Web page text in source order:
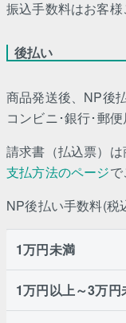
振込手数料はお客様
後払い
商品発送後、NP後
コンビニ･銀行･郵
請求書（払込票）
支払方法のページで
NP後払い手数料(税
1万円未満
1万円以上～3万円